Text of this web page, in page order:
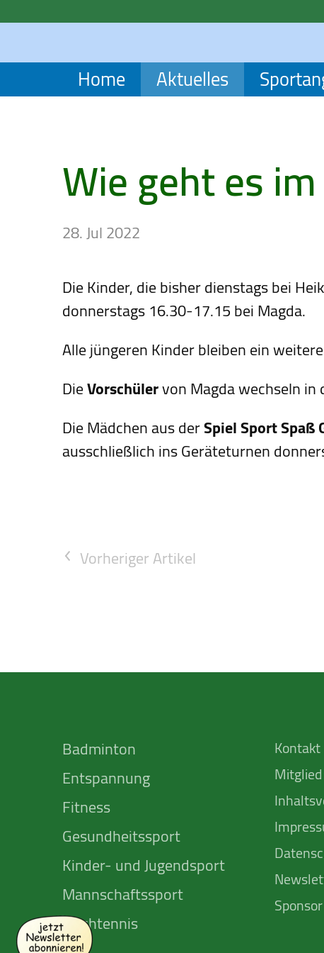
Home Aktuelles
Wie geht es
28. Jul 2022
Die Kinder, die bisher dienstags bei
donnerstags 16.30-17.15 bei Magda.
Alle jüngeren Kinder bleiben ein
DieVorschülervon Magda wechseln
Die Mädchen aus derSpiel Sport Spaß
ausschließlich ins Geräteturnen
Vorheriger Artikel
Badminton
Entspannung
Fitness
Gesundheitssport
Kinder- und Jugendsport
Mannschafts­sport
Tischtennis
Kontakt